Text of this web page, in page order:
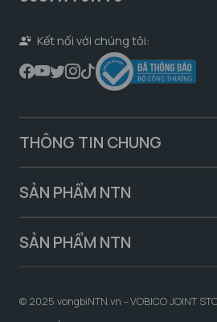
Kết nối với chúng tôi:
THÔNG TIN CHUNG
SẢN PHẨM NTN
SẢN PHẨM NTN
© 2025 vongbiNTN.vn - VOBICO JOINT